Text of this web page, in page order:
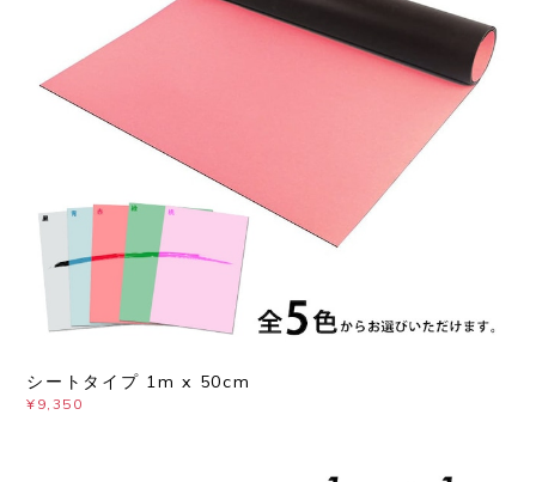
シートタイプ 1m x 50cm
¥9,350